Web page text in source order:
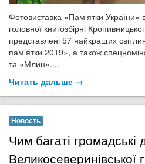
Фотовиставка «Пам’ятки України»
головної книгозбірні
представлені 57 найкращих
пам’ятки 2019», а також
та «Млин»....
Читать дальше →
​Чим багаті громадські
Великосеверинівської